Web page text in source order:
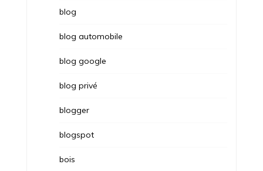
blog
blog automobile
blog google
blog privé
blogger
blogspot
bois